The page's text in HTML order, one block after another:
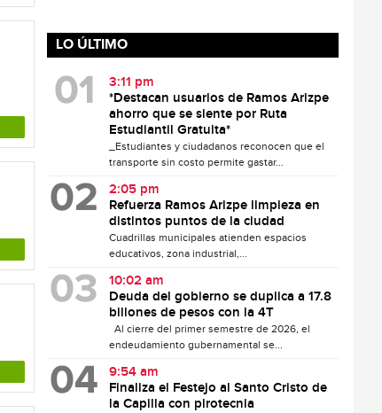
LO ÚLTIMO
3:11 pm
*Destacan usuarios de Ramos Arizpe
ahorro que se siente por Ruta
Estudiantil Gratuita*
_Estudiantes y ciudadanos reconocen que el
transporte sin costo permite gastar...
2:05 pm
Refuerza Ramos Arizpe limpieza en
distintos puntos de la ciudad
Cuadrillas municipales atienden espacios
educativos, zona industrial,...
10:02 am
Deuda del gobierno se duplica a 17.8
billones de pesos con la 4T
Al cierre del primer semestre de 2026, el
endeudamiento gubernamental se...
9:54 am
Finaliza el Festejo al Santo Cristo de
la Capilla con pirotecnia